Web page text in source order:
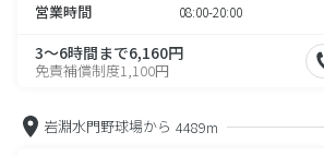
営業時間 08:00-20:00
3～6時間まで6,160円
免責補償制度1,100円
岩淵水門野球場から 4489m